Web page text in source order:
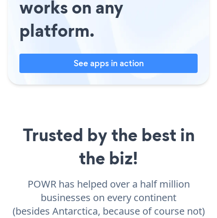
works on any
platform.
See apps in action
Trusted by the best in
the biz!
POWR has helped over a half million
businesses on every continent
(besides Antarctica, because of course not)